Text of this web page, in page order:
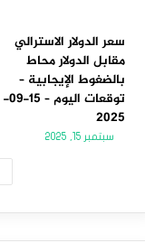
سعر الدولار الاسترالي
مقابل الدولار محاط
بالضغوط الإيجابية –
توقعات اليوم – 15-09-
2025
سبتمبر 15, 2025